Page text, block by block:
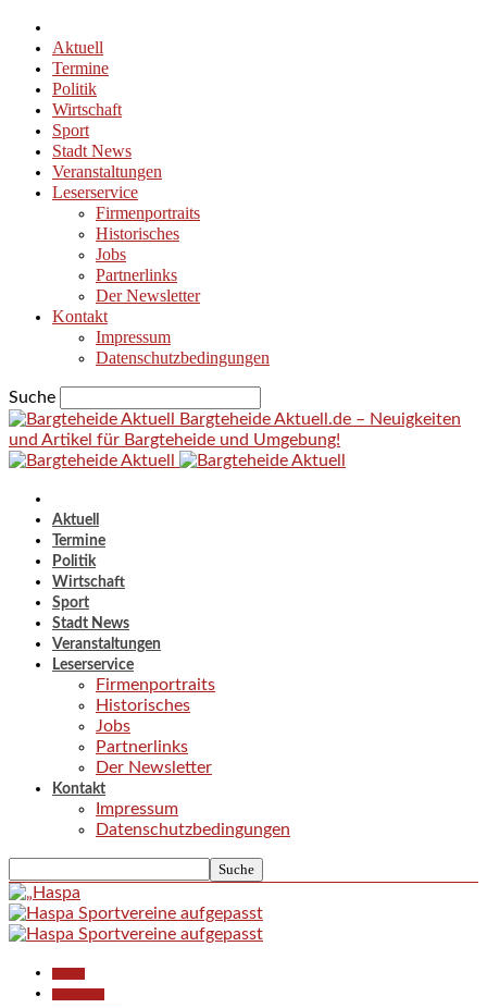
Aktuell
Termine
Politik
Wirtschaft
Sport
Stadt News
Veranstaltungen
Leserservice
Firmenportraits
Historisches
Jobs
Partnerlinks
Der Newsletter
Kontakt
Impressum
Datenschutzbedingungen
Suche
Bargteheide Aktuell.de – Neuigkeiten
und Artikel für Bargteheide und Umgebung!
Aktuell
Termine
Politik
Wirtschaft
Sport
Stadt News
Veranstaltungen
Leserservice
Firmenportraits
Historisches
Jobs
Partnerlinks
Der Newsletter
Kontakt
Impressum
Datenschutzbedingungen